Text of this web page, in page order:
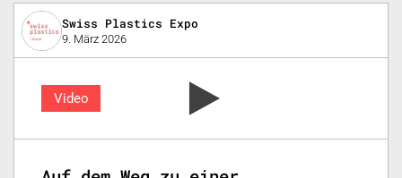
Swiss Plastics Expo
9. März 2026
Video